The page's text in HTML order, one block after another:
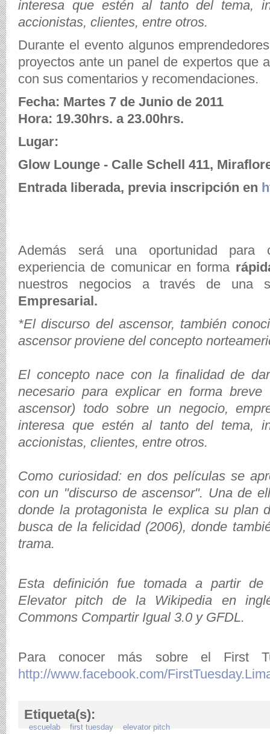
interesa que estén al tanto del tema,
accionistas, clientes, entre otros.
Durante el evento algunos
proyectos ante un panel de expertos que
con sus comentarios y recomendaciones.
Fecha: Martes 7 de Junio de 2011
Hora: 19.30hrs. a 23.00hrs.
Lugar:
Glow Lounge - Calle Schell 411,
Entrada liberada, previa inscripción en
Además será una oportunidad para
experiencia de comunicar en forma
nuestros negocios a través de una
Empresarial.
*El discurso del ascensor, también
ascensor proviene del concepto
El concepto nace con la finalidad de
necesario para explicar en forma
ascensor) todo sobre un negocio,
interesa que estén al tanto del tema,
accionistas, clientes, entre otros.
Como curiosidad: en dos películas se
con un "discurso de ascensor". Una de
donde la protagonista le explica su plan
busca de la felicidad (2006), donde
trama.
Esta definición fue tomada a partir
Elevator pitch de la Wikipedia en
Commons Compartir Igual 3.0 y GFDL.
Para conocer más sobre el First
http://www.facebook.com/
Etiqueta(s):
escuelab first tuesday elevator pitch